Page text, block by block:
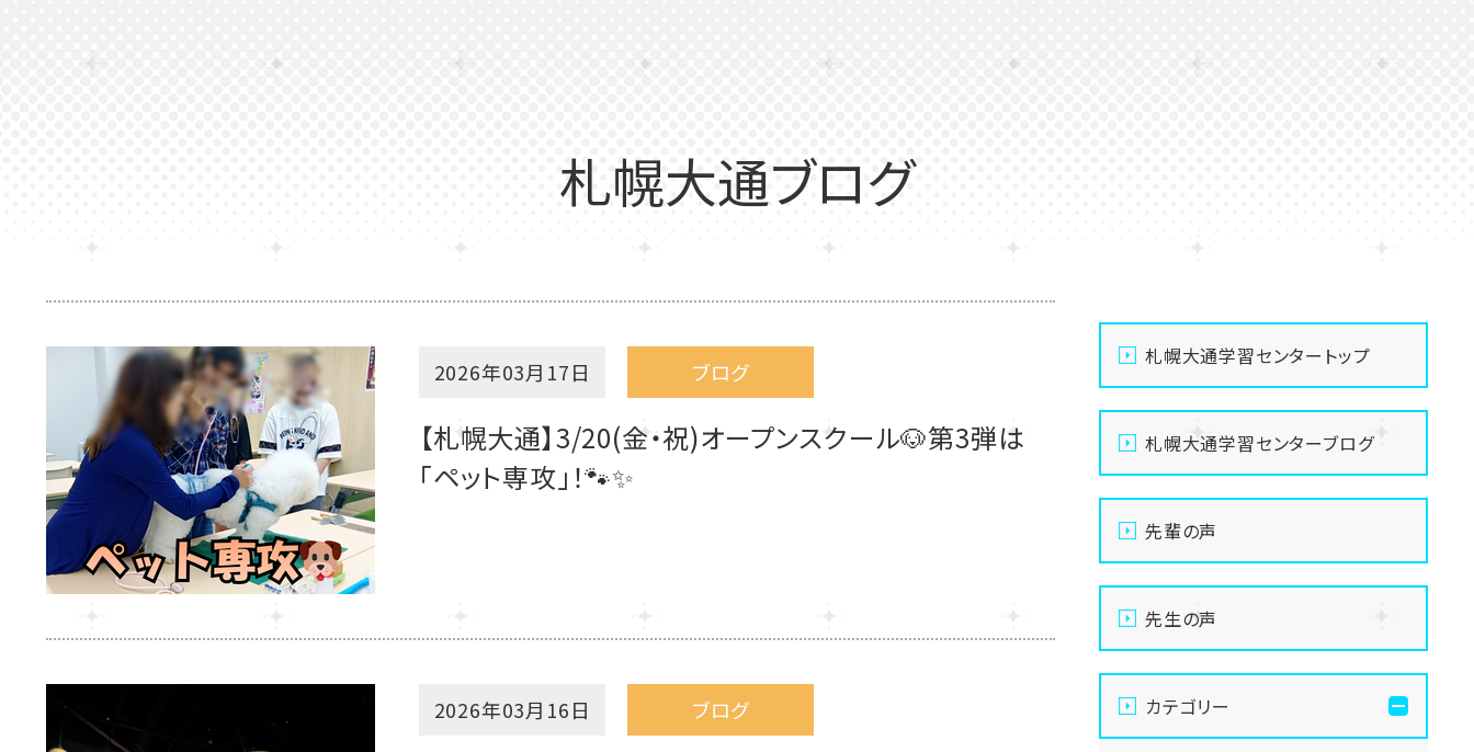
札幌大通ブログ
2026年03月17日 ブログ
【札幌大通】3/20(金・祝)オープンスクール🐶第3弾は
「ペット専攻」！🐾✨
2026年03月16日 ブログ
札幌大通学習センタートップ
札幌大通学習センターブログ
先輩の声
先生の声
カテゴリー